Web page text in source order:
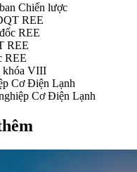
Chiến lược
REE
REE
REE
REE
khóa VIII
Cơ Điện Lạnh
Cơ Điện Lạnh